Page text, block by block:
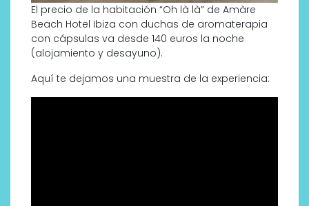
El precio de la habitación “Oh là là” de Amàre
Beach Hotel Ibiza con duchas de aromaterapia
con cápsulas va desde 140 euros la noche
(alojamiento y desayuno).
Aquí te dejamos una muestra de la experiencia: